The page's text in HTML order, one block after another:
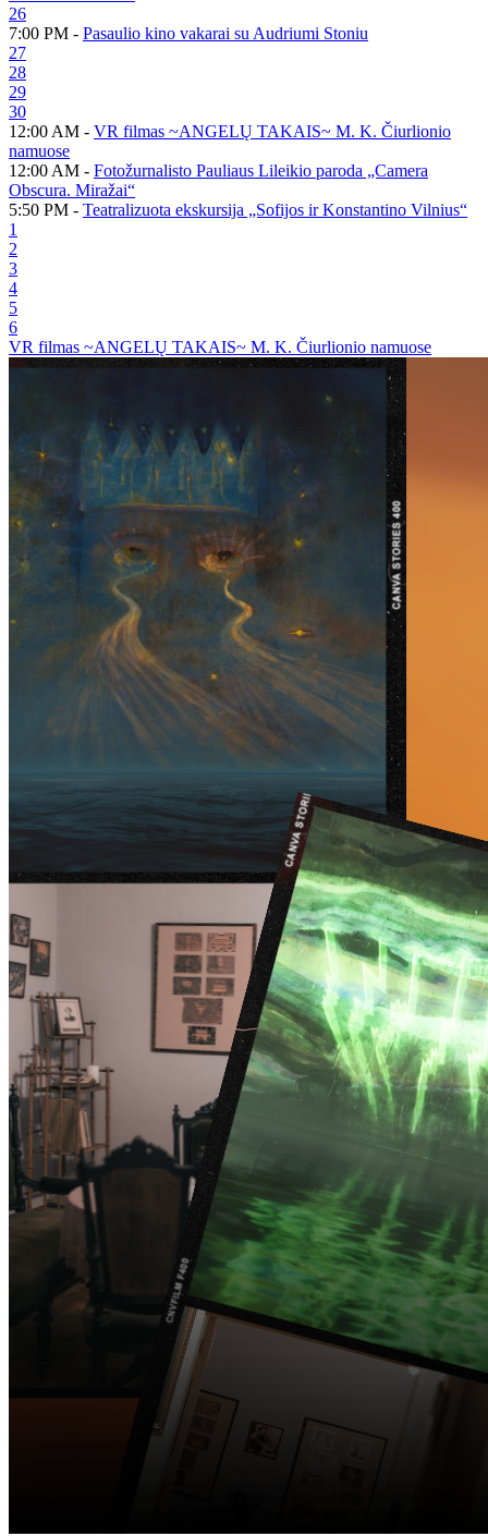
26
7:00 PM - Pasaulio kino vakarai su Audriumi Stoniu
27
28
29
30
12:00 AM - VR filmas ~ANGELŲ TAKAIS~ M. K. Čiurlionio
namuose
12:00 AM - Fotožurnalisto Pauliaus Lileikio paroda „Camera
Obscura. Miražai“
5:50 PM - Teatralizuota ekskursija „Sofijos ir Konstantino Vilnius“
1
2
3
4
5
6
VR filmas ~ANGELŲ TAKAIS~ M. K. Čiurlionio namuose